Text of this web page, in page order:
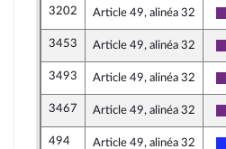
3202 Article 49, alinéa 32
3453 Article 49, alinéa 32
3493 Article 49, alinéa 32
3467 Article 49, alinéa 32
494 Article 49, alinéa 32